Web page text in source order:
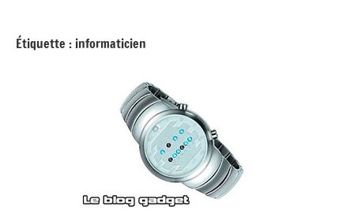
Étiquette : informaticien